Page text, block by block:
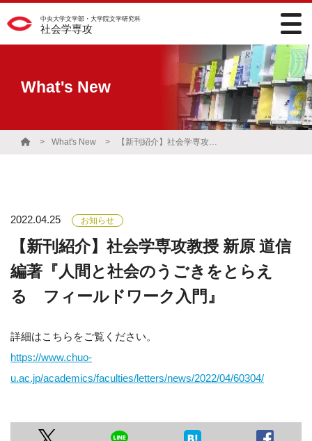
中央大学文学部・大学院文学研究科
社会学専攻
What's New
What's New 【新刊紹介】社会学専攻教授 新原 道信 編著『人間と社会のうごきをとらえる フィールドワーク入門』
2022.04.25 お知らせ
【新刊紹介】社会学専攻教授 新原 道信
編著『人間と社会のうごきをとらえ
る フィールドワーク入門』
詳細はこちらをご覧ください。
https://www.chuo-
u.ac.jp/academics/faculties/letters/news/2022/04/60304/